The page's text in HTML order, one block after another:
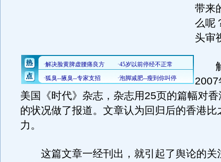
带来
么呢
头审
解
2007
美国《时代》杂志，杂志用25页的篇幅对
的状况做了报道。文章认为回归后的香港比
力。
这篇文章一经刊出，就引起了舆论的关